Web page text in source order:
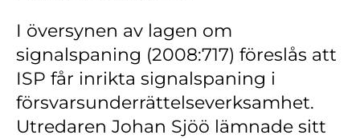
Kundwebben
In English
I översynen av lagen om
signalspaning (2008:717) föreslås att
ISP får inrikta signalspaning i
försvarsunderrättelseverksamhet.
Utredaren Johan Sjöö lämnade sitt